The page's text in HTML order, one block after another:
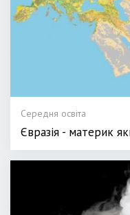
Середня освіта
Євразія - материк